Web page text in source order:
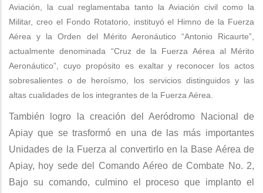
Aviación, la cual reglamentaba tanto la Aviación civil como la
Militar, creo el Fondo Rotatorio, instituyó el Himno de la Fuerza
Aérea y la Orden del Mérito Aeronáutico “Antonio Ricaurte”,
actualmente denominada “Cruz de la Fuerza Aérea al Mérito
Aeronáutico”, cuyo propósito es exaltar y reconocer los actos
sobresalientes o de heroísmo, los servicios distinguidos y las
altas cualidades de los integrantes de la Fuerza Aérea.
También logro la creación del Aeródromo Nacional de
Apiay que se trasformó en una de las más importantes
Unidades de la Fuerza al convertirlo en la Base Aérea de
Apiay, hoy sede del Comando Aéreo de Combate No. 2,
Bajo su comando, culmino el proceso que implanto el